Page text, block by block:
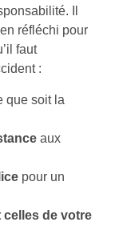
Il
réfléchi pour
faut
:
que soit la
aux
pour un
de votre